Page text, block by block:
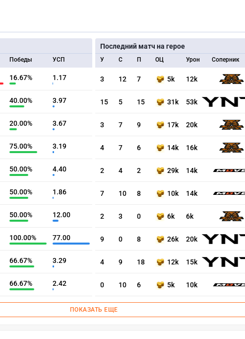
Победы УСП
16.67% 1.17
40.00% 3.97
20.00% 3.67
75.00% 3.19
50.00% 4.40
50.00% 1.86
50.00% 12.00
100.00% 77.00
66.67% 3.29
66.67% 2.42
Последний матч на герое
У С П ОЦ Урон Соперник
3 12 7 5k 12k
15 5 15 31k 53k
3 7 9 17k 20k
4 7 6 14k 16k
2 4 2 29k 14k
7 10 8 10k 14k
2 3 0 6k 6k
9 0 8 26k 20k
4 9 18 12k 15k
0 10 6 5k 10k
ПОКАЗАТЬ ЕЩЕ